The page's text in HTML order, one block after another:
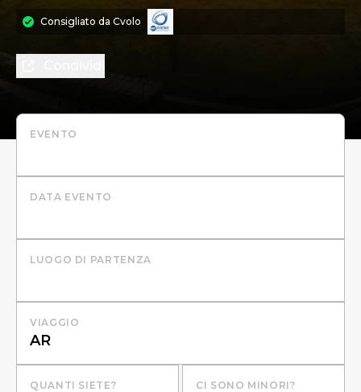
Consigliato da Cvolo
EVENTO
DATA EVENTO
LUOGO DI PARTENZA
VIAGGIO
QUANTI SIETE?
CI SONO MINORI?